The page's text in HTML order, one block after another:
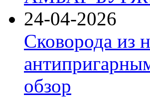
24-04-2026
Сковорода из
обзор